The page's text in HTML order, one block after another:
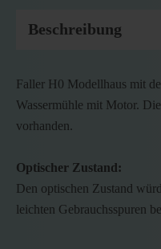
Beschreibung
Faller H0 Modellhaus mit
Wassermühle mit Motor.
vorhanden.
Optischer Zustand:
Den optischen Zustand
leichten Gebrauchsspuren